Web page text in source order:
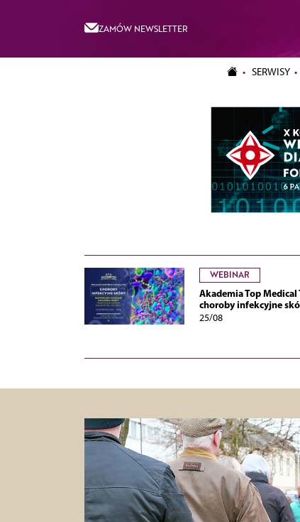
ZAMÓW NEWSLETTER
SERWISY
WEBINAR
Akademia Top Medical
choroby infekcyjne
25/08